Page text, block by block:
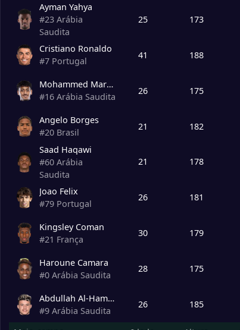
Ayman Yahya
#23 Arábia
Saudita
25 173
Cristiano Ronaldo
#7 Portugal
41 188
Mohammed Maran
#16 Arábia Saudita
26 175
Angelo Borges
#20 Brasil
21 182
Saad Haqawi
#60 Arábia
Saudita
21 178
Joao Felix
#79 Portugal
26 181
Kingsley Coman
#21 França
30 179
Haroune Camara
#0 Arábia Saudita
28 175
Abdullah Al-Hamdan
#9 Arábia Saudita
26 185